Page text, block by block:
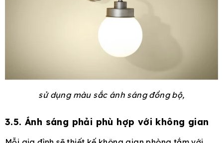
sử dụng màu sắc ánh sáng đồng bộ,
3.5. Ánh sáng phải phù hợp với không gian